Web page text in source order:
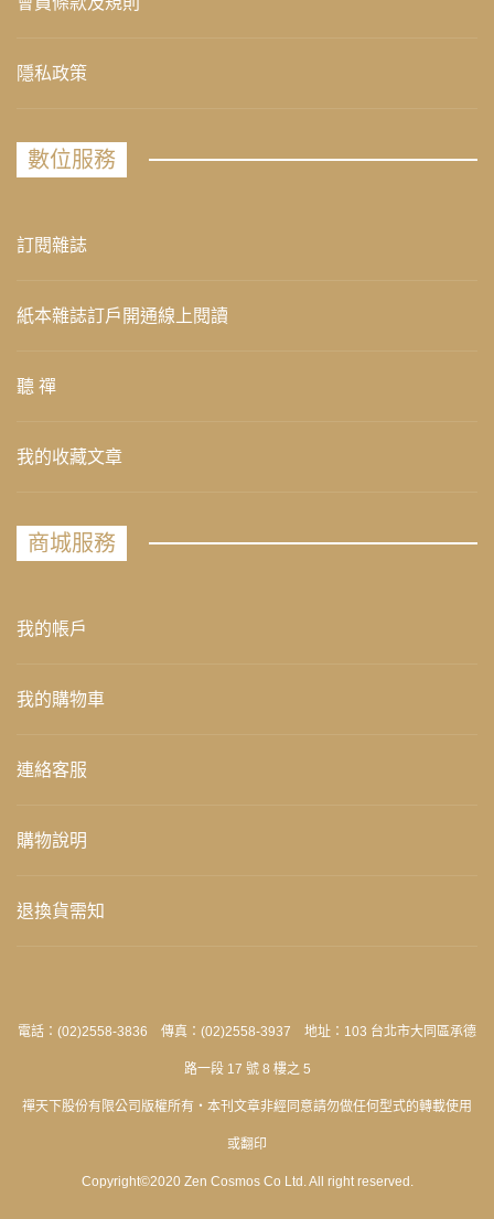
隱私政策
數位服務
訂閱雜誌
紙本雜誌訂戶開通線上閱讀
聽 禪
我的收藏文章
商城服務
我的帳戶
我的購物車
連絡客服
購物說明
退換貨需知
電話：(02)2558-3836 傳真：(02)2558-3937 地址：103 台北市大同區承德
路一段 17 號 8 樓之 5
禪天下股份有限公司版權所有‧本刊文章非經同意請勿做任何型式的轉載使用
或翻印
Copyright©2020 Zen Cosmos Co Ltd. All right reserved.